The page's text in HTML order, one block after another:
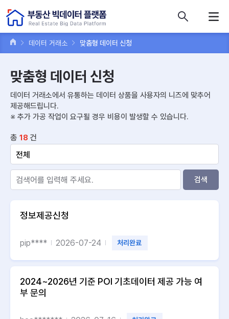
데이터 거래소 맞춤형 데이터 신청
맞춤형 데이터 신청
데이터 거래소에서 유통하는 데이터 상품을 사용자의 니즈에 맞추어
제공해드립니다.
※ 추가 가공 작업이 요구될 경우 비용이 발생할 수 있습니다.
총 18 건
검색
정보제공신청
pip**** 2026-07-24 처리완료
2024~2026년 기준 POI 기초데이터 제공 가능 여
부 문의